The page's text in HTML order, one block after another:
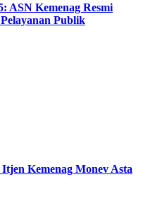
ASN Kemenag Resmi
Publik
Kemenag Monev Asta